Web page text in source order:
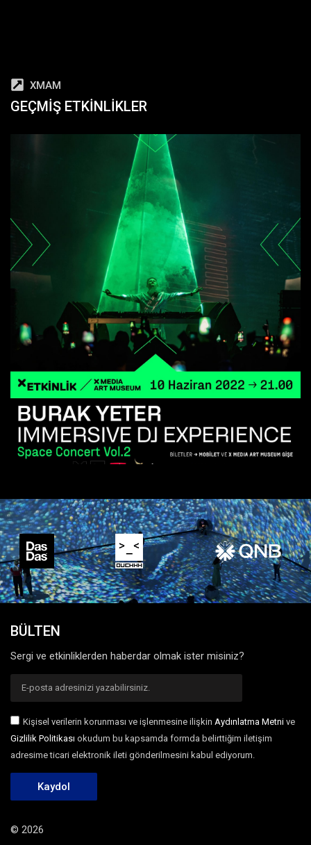
XMAM
GEÇMIŞ ETKINLIKLER
BÜLTEN
Sergi ve etkinliklerden haberdar olmak ister misiniz?
Kişisel verilerin korunması ve işlenmesine ilişkin Aydınlatma Metni ve
Gizlilik Politikası okudum bu kapsamda formda belirttiğim iletişim
adresime ticari elektronik ileti gönderilmesini kabul ediyorum.
Kaydol
© 2026